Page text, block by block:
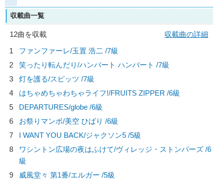
収載曲一覧
12曲を収載
収載曲の詳細
1
ファンファーレ/玉置 浩二 /7級
2
笑ったり転んだり/ハンバート ハンバート /7級
3
灯を護る/スピッツ /7級
4
はちゃめちゃわちゃライフ!/FRUITS ZIPPER /6級
5
DEPARTURES/globe /6級
6
お祭りマンボ/美空 ひばり /6級
7
I WANT YOU BACK/ジャクソン5 /5級
8
ワシントン広場の夜はふけて/ヴィレッジ・ストンパーズ /6
級
9
威風堂々 第1番/エルガー /5級